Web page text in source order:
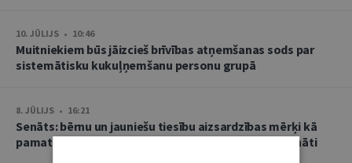
10. JŪLIJS • 10:46
Muitniekiem būs jāizcieš brīvības atņemšanas sods par
sistemātisku kukuļņemšanu personu grupā
8. JŪLIJS • 16:21
Senāts: bērnu un jauniešu tiesību aizsardzības mērķi kā
pamatu atbrīvojumam no PVN nevar tulkot paplašināti